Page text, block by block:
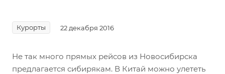
Курорты 22 декабря 2016
Не так много прямых рейсов из Новосибирска
предлагается сибирякам. В Китай можно улететь